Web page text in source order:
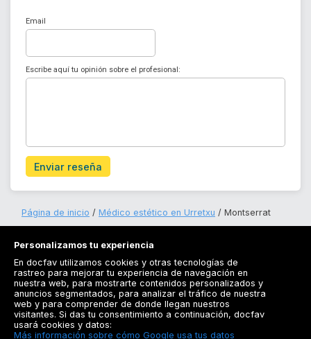
Email
Escribe aquí tu opinión sobre el profesional:
Enviar reseña
Página de inicio Médico estético en Urretxu Montserrat
Registrarse
Docfav
Personalizamos tu experiencia
En docfav utilizamos cookies y otras tecnologías de
rastreo para mejorar tu experiencia de navegación en
nuestra web, para mostrarte contenidos personalizados y
anuncios segmentados, para analizar el tráfico de nuestra
web y para comprender de donde llegan nuestros
visitantes. Si das tu consentimiento a continuación, docfav
usará cookies y datos:
Más información sobre cómo Google usa tus datos